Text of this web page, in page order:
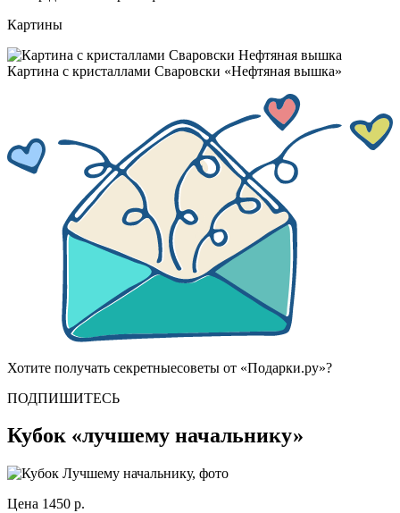
Картины
Кар­ти­на с крис­тал­ла­ми Сва­ров­ски «Неф­тя­ная выш­ка»
Хотите получать секретныесоветы от «Подарки.ру»?
ПОДПИШИТЕСЬ
Кубок «лучшему начальнику»
Цена 1450 р.